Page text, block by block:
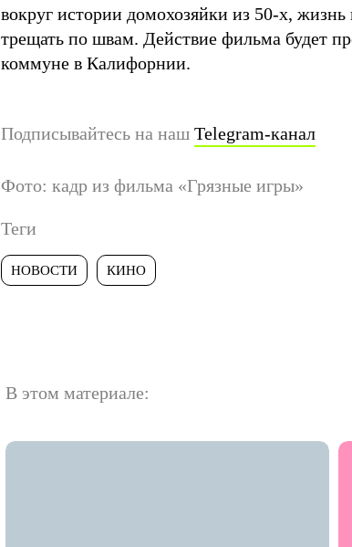
вокруг истории домохозяйки из 50-х,
трещать по швам. Действие фильма будет
коммуне в Калифорнии.
Подписывайтесь на наш Telegram-канал
Фото: кадр из фильма «Грязные игры»
Теги
НОВОСТИ КИНО
В этом материале: